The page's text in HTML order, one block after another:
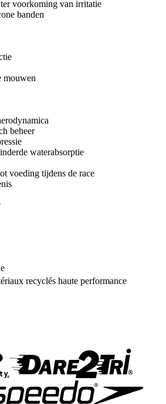
voorkoming van irritatie
banden
mouwen
beheer
waterabsorptie
voeding tijdens de race
recyclés haute performance